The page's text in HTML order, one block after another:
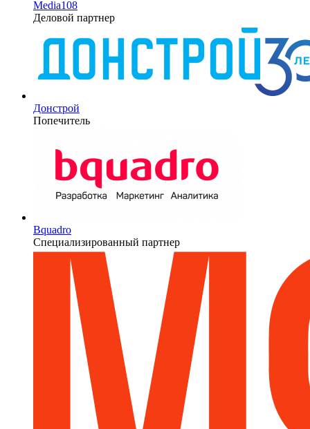
Media108
Деловой партнер
Донстрой
Попечитель
Bquadro
Специализированный партнер